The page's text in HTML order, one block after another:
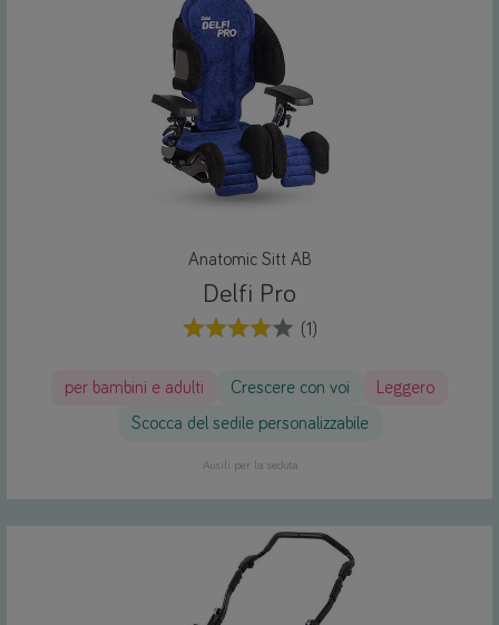
Anatomic Sitt AB
Delfi Pro
(1)
per bambini e adulti Crescere con voi
Leggero
Scocca del sedile personalizzabile
Ausili per la seduta